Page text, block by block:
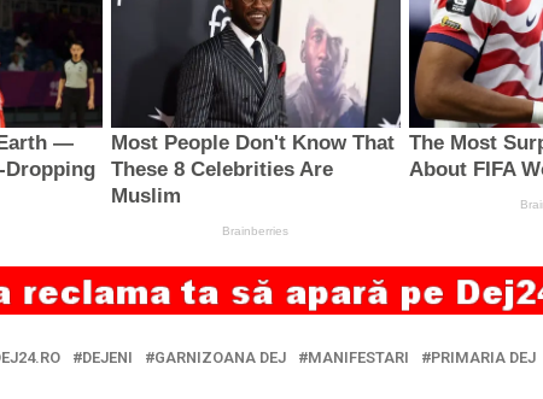
DEJENI GARNIZOANA DEJ MANIFESTARI PRIMARIA DEJ